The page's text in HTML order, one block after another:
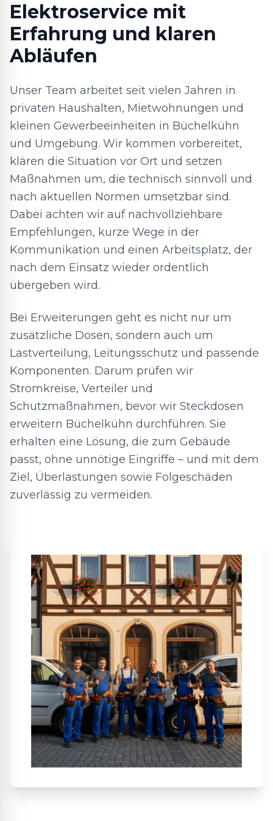
Elektroservice mit
Erfahrung und klaren
Abläufen
Unser Team arbeitet seit vielen Jahren in
privaten Haushalten, Mietwohnungen und
kleinen Gewerbeeinheiten in Büchelkühn
und Umgebung. Wir kommen vorbereitet,
klären die Situation vor Ort und setzen
Maßnahmen um, die technisch sinnvoll und
nach aktuellen Normen umsetzbar sind.
Dabei achten wir auf nachvollziehbare
Empfehlungen, kurze Wege in der
Kommunikation und einen Arbeitsplatz, der
nach dem Einsatz wieder ordentlich
übergeben wird.
Bei Erweiterungen geht es nicht nur um
zusätzliche Dosen, sondern auch um
Lastverteilung, Leitungsschutz und passende
Komponenten. Darum prüfen wir
Stromkreise, Verteiler und
Schutzmaßnahmen, bevor wir Steckdosen
erweitern Büchelkühn durchführen. Sie
erhalten eine Lösung, die zum Gebäude
passt, ohne unnötige Eingriffe – und mit dem
Ziel, Überlastungen sowie Folgeschäden
zuverlässig zu vermeiden.